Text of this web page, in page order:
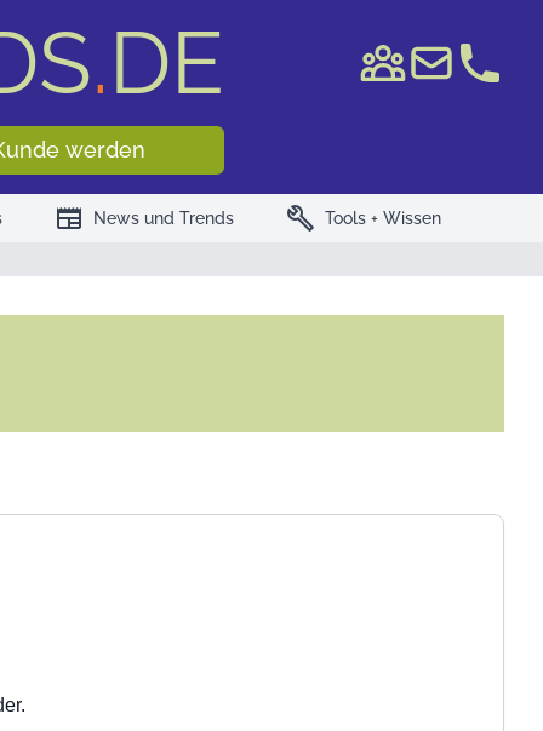
.DE
WKN/ISIN
werden
newspaper News und Trends build Tools + Wissen